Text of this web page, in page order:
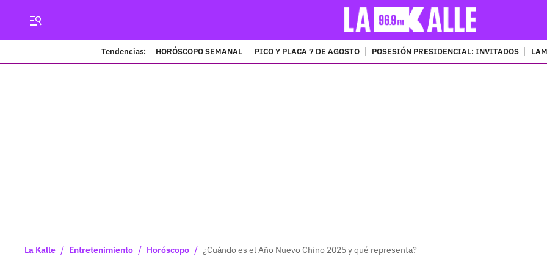
Tendencias: HORÓSCOPO SEMANAL PICO Y PLACA 7 DE AGOSTO POSESIÓN PRESIDENCIAL: INVITADOS
La Kalle / Entretenimiento / Horóscopo / ¿Cuándo es el Año Nuevo Chino 2025 y qué representa?